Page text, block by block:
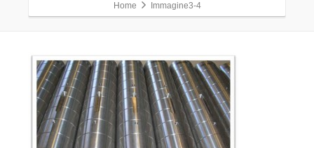
Home Immagine3-4